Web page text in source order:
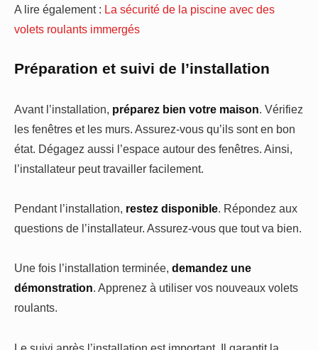
A lire également : La sécurité de la piscine avec des
volets roulants immergés
Préparation et suivi de l’installation
Avant l’installation, préparez bien votre maison. Vérifiez
les fenêtres et les murs. Assurez-vous qu’ils sont en bon
état. Dégagez aussi l’espace autour des fenêtres. Ainsi,
l’installateur peut travailler facilement.
Pendant l’installation, restez disponible. Répondez aux
questions de l’installateur. Assurez-vous que tout va bien.
Une fois l’installation terminée, demandez une
démonstration. Apprenez à utiliser vos nouveaux volets
roulants.